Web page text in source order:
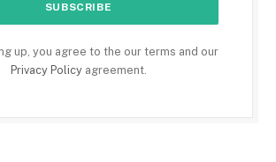
up, you agree to the our terms and our
Privacy Policyagreement.